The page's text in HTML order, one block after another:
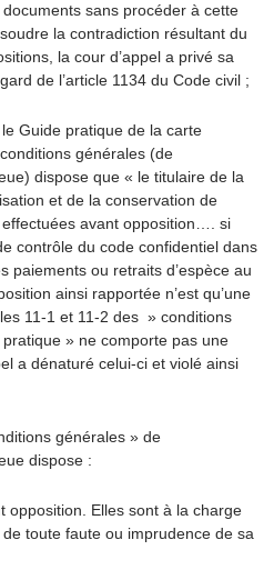
sans procéder à cette
la contradiction résultant du
la cour d’appel a privé sa
de l’article 1134 du Code civil ;
Guide pratique de la carte
générales (de
dispose que « le titulaire de la
et de la conservation de
avant opposition…. si
contrôle du code confidentiel dans
paiements ou retraits d’espèce au
ainsi rapportée n’est qu’une
11-1 et 11-2 des » conditions
» ne comporte pas une
a dénaturé celui-ci et violé ainsi
générales » de
dispose :
opposition. Elles sont à la charge
toute faute ou imprudence de sa